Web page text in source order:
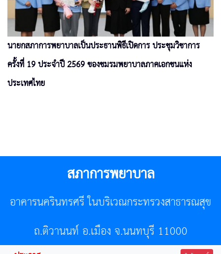
นายกสภาการพยาบาลเป็นประธานพิธีเปิดการ ประชุมวิชาการ
ครั้งที่ 19 ประจำปี 2569 ของชมรมพยาบาลภาคเอกชนแห่ง
ประเทศไทย
สภาการพยาบาล
อาคารนครินทรศรี ในบริเวณกระทรวงสาธารณสุข
ถ.ติวานนท์ อ.เมือง จ.นนทบุรี 11000